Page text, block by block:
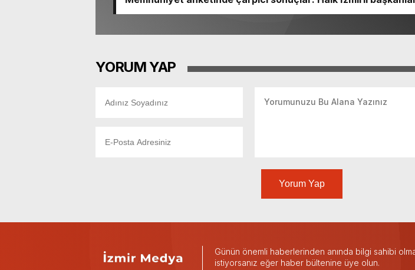
Ömer Eşki ilk sırada
YORUM YAP
Yorum Yap
Günün önemli haberlerinden anında bilgi sahibi
istiyorsanız eğer haber bültenine üye olun.